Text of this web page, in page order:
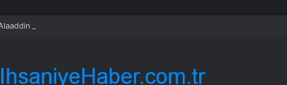
Çağlıköse’ye kafede bıçaklı saldırının görüntüleri ortaya çıktı